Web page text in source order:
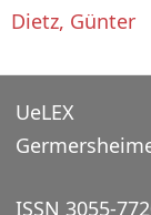
Dietz, Günter
UeLEX
ISSN 3055-